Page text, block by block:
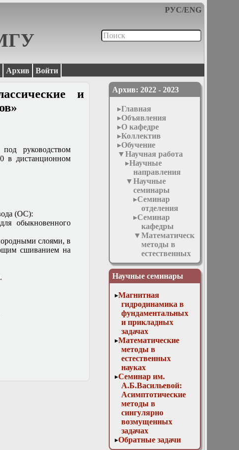
РУС/ENG
Архив Войти
Архив: 2022 - 2023
Главная
Объявления
О кафедре
Коллектив
Обучение
Научная работа
Научные
направления
Научные
семинары
Семинар
отделения
Семинар
кафедры
Математические
методы в
естественных
науках
1 марта
2017.
Л.
Евельсон:
«Квазиволновой
метод
1 ноября
2017 г.
Доклад. М.
«Численно-
аналитические
вычисления
в системе
Sage»
10 апреля
Доклад
Научные семинары
Магнитная
гидродинамика в
фундаментальных
и прикладных
задачах
Математические
методы в
естественных
науках
Семинар им.
А.Б.Васильевой:
Асимптотические
методы в
сингулярно
возмущенных
задачах
Обратные задачи
и
руководством
в дистанционном
(ОС):
обыкновенного
слоями, в
сшиванием на